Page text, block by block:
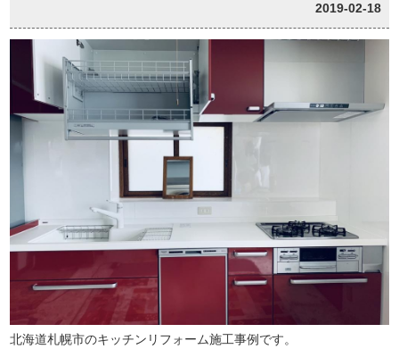
2019-02-18
北海道札幌市のキッチンリフォーム施工事例です。